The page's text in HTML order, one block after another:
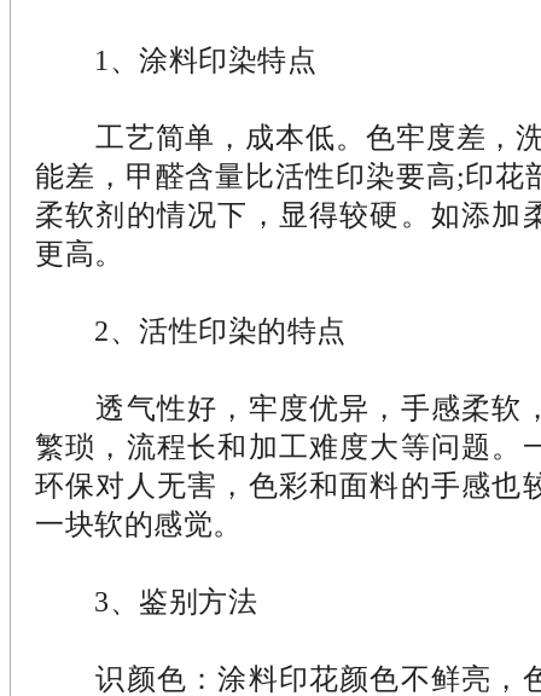
1、涂料印染特点
工艺简单，成本低。色牢度差，
能差，甲醛含量比活性印染要高;印花
柔软剂的情况下，显得较硬。如添加
更高。
2、活性印染的特点
透气性好，牢度优异，手感柔软
繁琐，流程长和加工难度大等问题。
环保对人无害，色彩和面料的手感也
一块软的感觉。
3、鉴别方法
识颜色：涂料印花颜色不鲜亮，